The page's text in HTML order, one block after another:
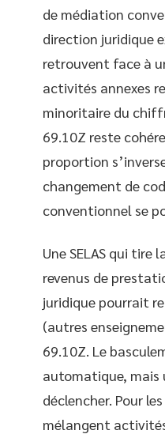
de médiation
direction juridique
retrouvent face à
activités annexes
minoritaire du
69.10Z reste
proportion
changement de
conventionnel se
Une SELAS qui tire
revenus de
juridique pourrait
(autres
69.10Z. Le
automatique, mais
déclencher. Pour
mélangent